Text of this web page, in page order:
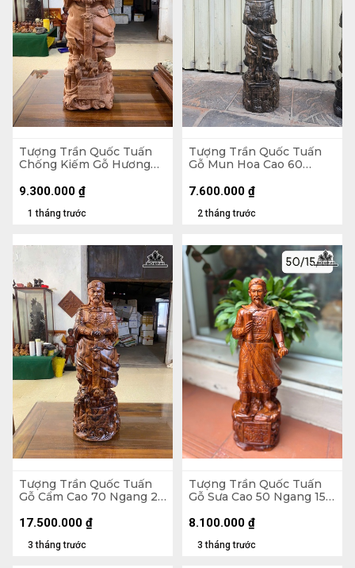
Tượng Trần Quốc Tuấn
Chống Kiếm Gỗ Hương
(cm)
1 tháng trước
9.300.000 ₫
Tượng Trần Quốc Tuấn
Gỗ Mun Hoa Cao 60
2 tháng trước
7.600.000 ₫
Tượng Trần Quốc Tuấn
Gỗ Cẩm Cao 70 Ngang 24
3 tháng trước
17.500.000 ₫
Tượng Trần Quốc Tuấn
Gỗ Sưa Cao 50 Ngang 15
3 tháng trước
8.100.000 ₫